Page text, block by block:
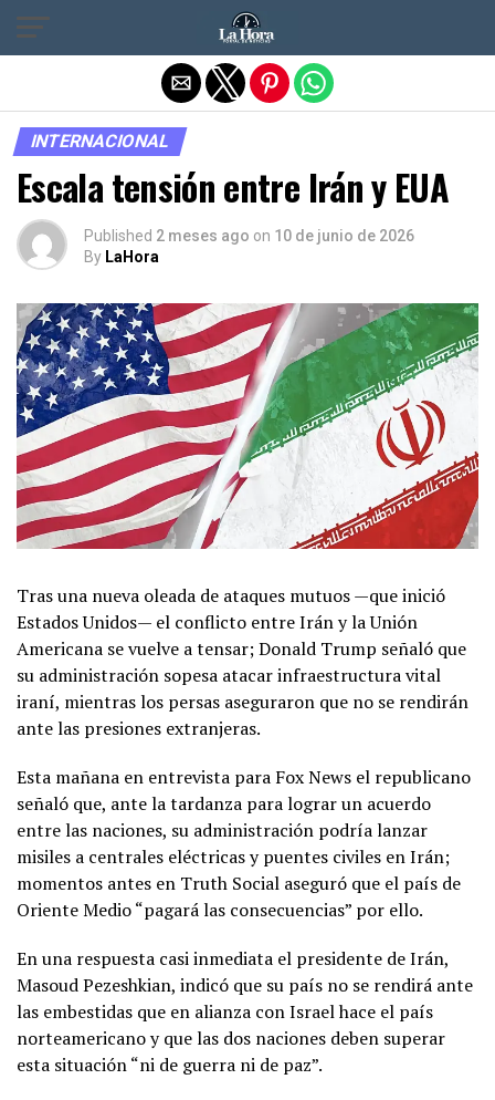
INTERNACIONAL
Escala tensión entre Irán y EUA
Published 2 meses ago on 10 de junio de 2026
By LaHora
Tras una nueva oleada de ataques mutuos —que inició
Estados Unidos— el conflicto entre Irán y la Unión
Americana se vuelve a tensar; Donald Trump señaló que
su administración sopesa atacar infraestructura vital
iraní, mientras los persas aseguraron que no se rendirán
ante las presiones extranjeras.
Esta mañana en entrevista para Fox News el republicano
señaló que, ante la tardanza para lograr un acuerdo
entre las naciones, su administración podría lanzar
misiles a centrales eléctricas y puentes civiles en Irán;
momentos antes en Truth Social aseguró que el país de
Oriente Medio “pagará las consecuencias” por ello.
En una respuesta casi inmediata el presidente de Irán,
Masoud Pezeshkian, indicó que su país no se rendirá ante
las embestidas que en alianza con Israel hace el país
norteamericano y que las dos naciones deben superar
esta situación “ni de guerra ni de paz”.
Salir de la versión móvil